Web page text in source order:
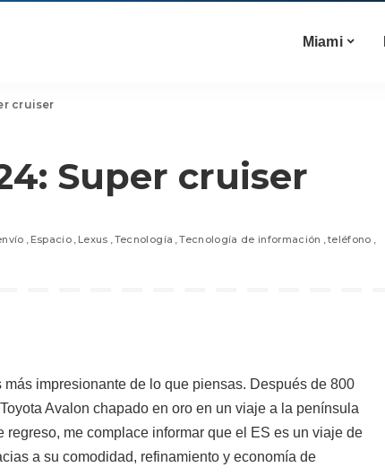
Miami
cruiser
Super cruiser
Espacio Lexus Tecnología Tecnología de información teléfono
más impresionante de lo que piensas. Después de 800
Avalon chapado en oro en un viaje a la península
regreso, me complace informar que el ES es un viaje de
a su comodidad, refinamiento y economía de